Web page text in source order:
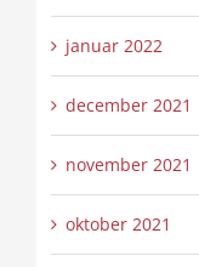
januar 2022
december 2021
november 2021
oktober 2021